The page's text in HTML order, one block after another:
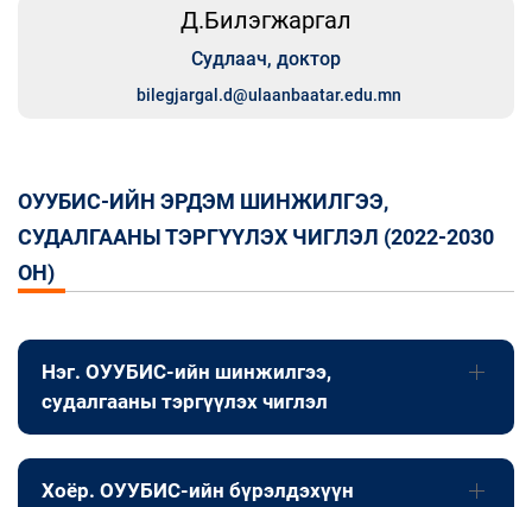
Д.Билэгжаргал
Судлаач, доктор
bilegjargal.d@ulaanbaatar.edu.mn
ОУУБИС-ИЙН ЭРДЭМ ШИНЖИЛГЭЭ,
СУДАЛГААНЫ ТЭРГҮҮЛЭХ ЧИГЛЭЛ (2022-2030
ОН)
Нэг. ОУУБИС-ийн шинжилгээ,
судалгааны тэргүүлэх чиглэл
Хоёр. ОУУБИС-ийн бүрэлдэхүүн